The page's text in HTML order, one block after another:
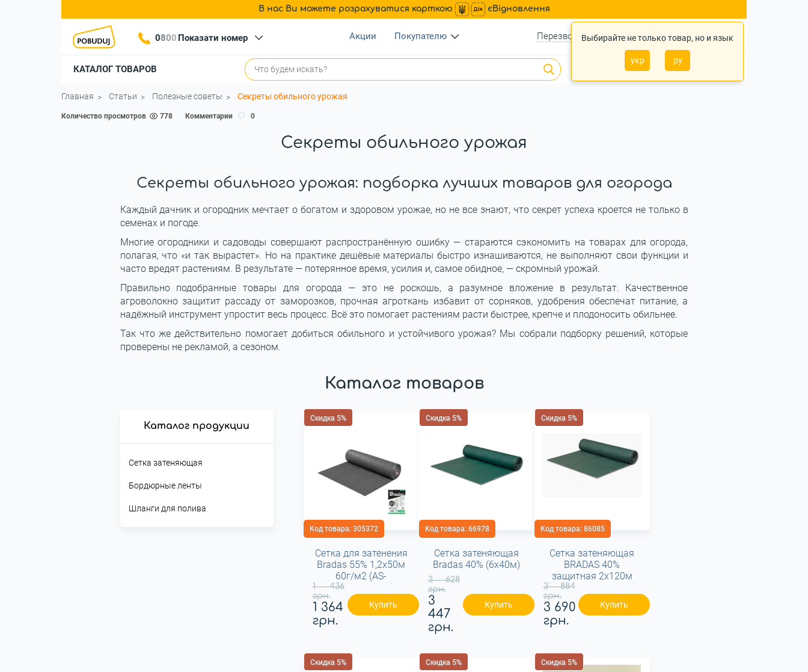
В нас Ви можете розрахуватися карткою єВідновлення
Выбирайте не только товар, но и язык
укр ру
0800 Показати номер Акции Покупателю Перезвонить? Войти Укр Ру
КАТАЛОГ ТОВАРОВ 0
Главная Статьи Полезные советы Секреты обильного урожая
Количество просмотров 778 Комментарии 0
Секреты обильного урожая
Секреты обильного урожая: подборка лучших товаров для огорода
Каждый дачник и огородник мечтает о богатом и здоровом урожае, но не все знают, что секрет успеха кроется не только в
семенах и погоде.
Многие огородники и садоводы совершают распространённую ошибку — стараются сэкономить на товарах для огорода,
полагая, что «и так вырастет». Но на практике дешёвые материалы быстро изнашиваются, не выполняют свои функции и
часто вредят растениям. В результате — потерянное время, усилия и, самое обидное, — скромный урожай.
Правильно подобранные товары для огорода — это не роскошь, а разумное вложение в результат. Качественное
агроволокно защитит рассаду от заморозков, прочная агроткань избавит от сорняков, удобрения обеспечат питание, а
надёжный инструмент упростит весь процесс. Всё это помогает растениям расти быстрее, крепче и плодоносить обильнее.
Так что же действительно помогает добиться обильного и устойчивого урожая? Мы собрали подборку решений, которые
проверены не рекламой, а сезоном.
Каталог товаров
Каталог продукции
Сетка затеняющая
Бордюрные ленты
Шланги для полива
Скидка 5%
Сетка для затенения
Bradas 55% 1,2х50м
60г/м2 (AS-
CO6012050GY)
Код товара: 305372
1 436
грн.
1 364
грн.
Купить
Скидка 5%
Сетка затеняющая
Bradas 40% (6x40м)
Код товара: 66978
3 628
грн.
3
447
грн.
Купить
Скидка 5%
Сетка затеняющая
BRADAS 40%
защитная 2x120м
(AS-CO38200120GR)
Код товара: 86085
3 884
грн.
3 690
грн.
Купить
Скидка 5% Скидка 5% Скидка 5%